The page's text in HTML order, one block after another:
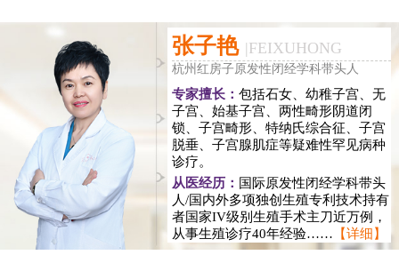
张子艳 |FEIXUHONG
杭州红房子原发性闭经学科带头人
专家擅长： 包括石女、幼稚子宫、无
子宫、始基子宫、两性畸形阴道闭
锁、子宫畸形、特纳氏综合征、子宫
脱垂、子宫腺肌症等疑难性罕见病种
诊疗。
从医经历： 国际原发性闭经学科带头
人/国内外多项独创生殖专利技术持有
者国家IV级别生殖手术主刀近万例，
从事生殖诊疗40年经验…… 【详细】